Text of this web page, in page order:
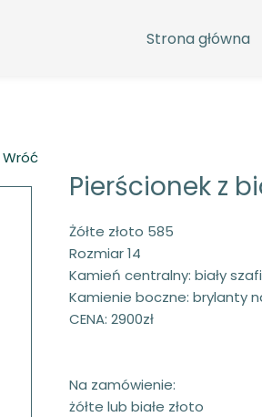
Strona główna
Wróć
Żółte złoto 585
Rozmiar 14
Kamień centralny: biały
Kamienie boczne: brylanty
CENA: 2900zł
Na zamówienie:
żółte lub białe złoto
Pierścionek z